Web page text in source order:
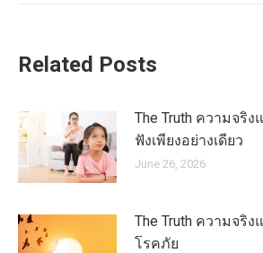
Related Posts
The Truth ความจริ
ฟังเพียงอย่างเดียว
June 26, 2026
The Truth ความจริ
โรคภัย